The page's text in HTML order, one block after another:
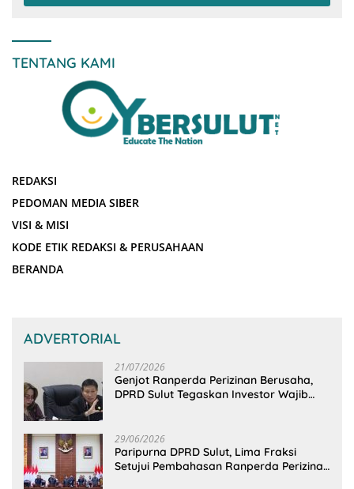
TENTANG KAMI
REDAKSI
PEDOMAN MEDIA SIBER
VISI & MISI
KODE ETIK REDAKSI & PERUSAHAAN
BERANDA
ADVERTORIAL
21/07/2026
Genjot Ranperda Perizinan Berusaha,
DPRD Sulut Tegaskan Investor Wajib
29/06/2026
Paripurna DPRD Sulut, Lima Fraksi
Setujui Pembahasan Ranperda Perizinan